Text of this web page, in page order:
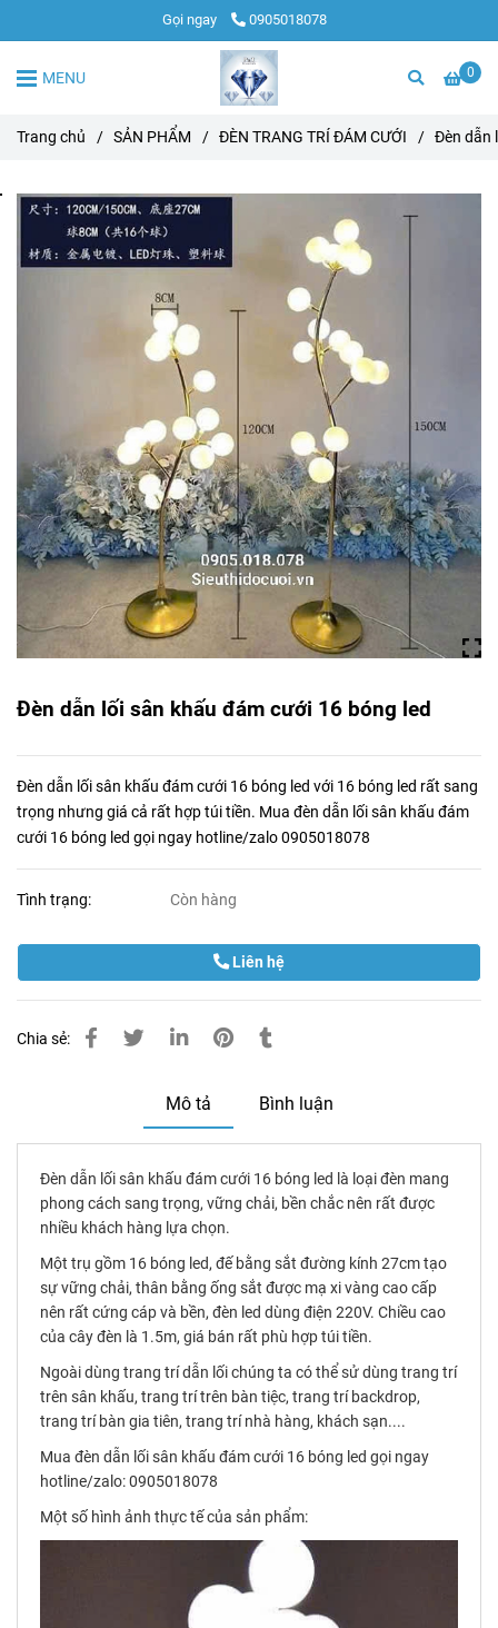
Gọi ngay 0905018078
0
MENU
Trang chủ / SẢN PHẨM / ĐÈN TRANG TRÍ ĐÁM CƯỚI / Đèn dẫn
Đèn dẫn lối sân khấu đám cưới 16 bóng led
Đèn dẫn lối sân khấu đám cưới 16 bóng led với 16 bóng led rất sang
trọng nhưng giá cả rất hợp túi tiền. Mua đèn dẫn lối sân khấu đám
cưới 16 bóng led gọi ngay hotline/zalo 0905018078
Tình trạng: Còn hàng
Liên hệ
Chia sẻ:
Mô tả Bình luận
Đèn dẫn lối sân khấu đám cưới 16 bóng led là loại đèn mang
phong cách sang trọng, vững chải, bền chắc nên rất được
nhiều khách hàng lựa chọn.
Một trụ gồm 16 bóng led, đế bằng sắt đường kính 27cm tạo
sự vững chải, thân bằng ống sắt được mạ xi vàng cao cấp
nên rất cứng cáp và bền, đèn led dùng điện 220V. Chiều cao
của cây đèn là 1.5m, giá bán rất phù hợp túi tiền.
Ngoài dùng trang trí dẫn lối chúng ta có thể sử dùng trang trí
trên sân khấu, trang trí trên bàn tiệc, trang trí backdrop,
trang trí bàn gia tiên, trang trí nhà hàng, khách sạn....
Mua đèn dẫn lối sân khấu đám cưới 16 bóng led gọi ngay
hotline/zalo: 0905018078
Một số hình ảnh thực tế của sản phẩm: